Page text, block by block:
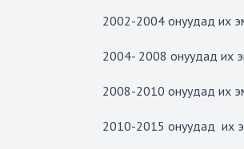
2002-2004 онуудад их
2004- 2008 онуудад их
2008-2010 онуудад их эмч
2010-2015 онуудад их